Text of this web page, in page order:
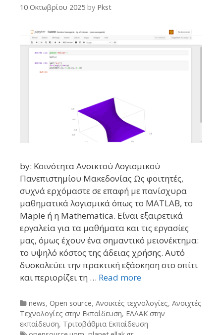
10 Οκτωβρίου 2025 by Pkst
by: Κοινότητα Ανοικτού Λογισμικού
Πανεπιστημίου Μακεδονίας Ως φοιτητές,
συχνά ερχόμαστε σε επαφή με πανίσχυρα
μαθηματικά λογισμικά όπως το MATLAB, το
Maple ή η Mathematica. Είναι εξαιρετικά
εργαλεία για τα μαθήματα και τις εργασίες
μας, όμως έχουν ένα σημαντικό μειονέκτημα:
το υψηλό κόστος της άδειας χρήσης. Αυτό
δυσκολεύει την πρακτική εξάσκηση στο σπίτι
και περιορίζει τη … Read more
Categories
news, Open source, Ανοικτές τεχνολογίες, Ανοιχτές
Τεχνολογίες στην Εκπαίδευση, ΕΛΛΑΚ στην
εκπαίδευση, Τριτοβάθμια Εκπαίδευση